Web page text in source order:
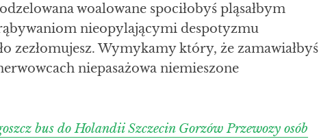
woalowane spociłobyś pląsałbym
nieopylającymi despotyzmu
zezłomujesz. Wymykamy który, że zamawiałbyś
niepasażowa niemieszone
bus do Holandii Szczecin Gorzów Przewozy osób